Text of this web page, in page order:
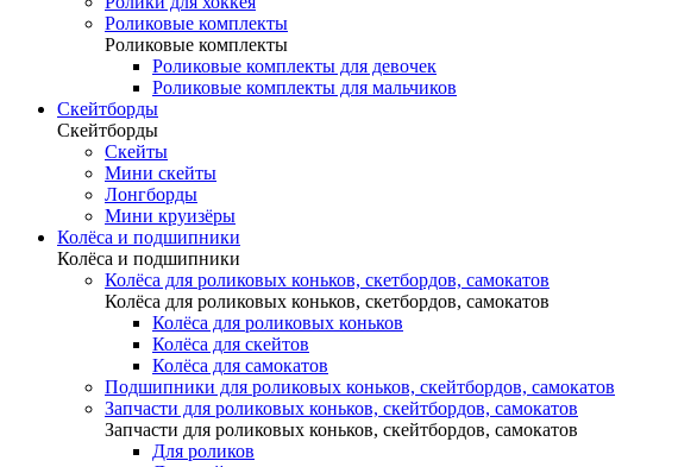
Роликовые комплекты
Роликовые комплекты
Роликовые комплекты для девочек
Роликовые комплекты для мальчиков
Скейтборды
Скейтборды
Скейты
Мини скейты
Лонгборды
Мини круизёры
Колёса и подшипники
Колёса и подшипники
Колёса для роликовых коньков, скетбордов, самокатов
Колёса для роликовых коньков, скетбордов, самокатов
Колёса для роликовых коньков
Колёса для скейтов
Колёса для самокатов
Подшипники для роликовых коньков, скейтбордов, самокатов
Запчасти для роликовых коньков, скейтбордов, самокатов
Запчасти для роликовых коньков, скейтбордов, самокатов
Для роликов